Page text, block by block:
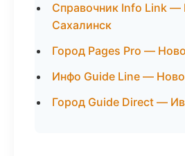
Справочник Info Link
Сахалинск
Город Pages Pro —
Инфо Guide Line —
Город Guide Direct —